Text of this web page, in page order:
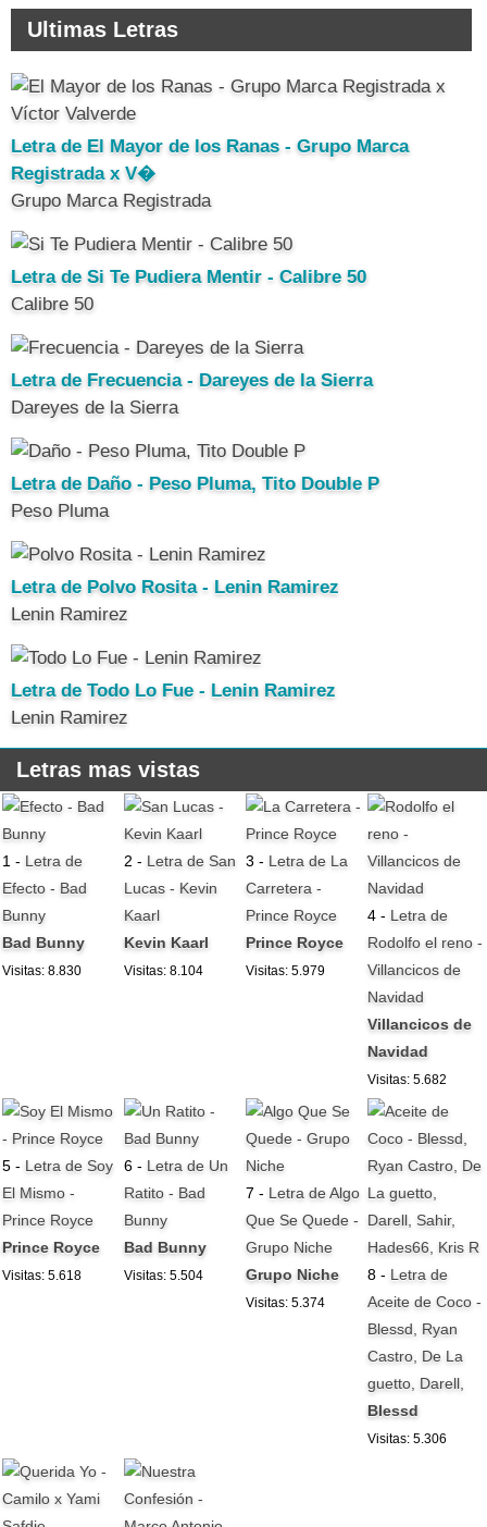
Ultimas Letras
Letra de El Mayor de los Ranas - Grupo Marca
Registrada x V�
Grupo Marca Registrada
Letra de Si Te Pudiera Mentir - Calibre 50
Calibre 50
Letra de Frecuencia - Dareyes de la Sierra
Dareyes de la Sierra
Letra de Daño - Peso Pluma, Tito Double P
Peso Pluma
Letra de Polvo Rosita - Lenin Ramirez
Lenin Ramirez
Letra de Todo Lo Fue - Lenin Ramirez
Lenin Ramirez
Letras mas vistas
1 - Letra de
Efecto - Bad
Bunny
Bad Bunny
Visitas: 8.830
2 - Letra de San
Lucas - Kevin
Kaarl
Kevin Kaarl
Visitas: 8.104
3 - Letra de La
Carretera -
Prince Royce
Prince Royce
Visitas: 5.979
4 - Letra de
Rodolfo el reno -
Villancicos de
Navidad
Villancicos de
Navidad
Visitas: 5.682
5 - Letra de Soy
El Mismo -
Prince Royce
Prince Royce
Visitas: 5.618
6 - Letra de Un
Ratito - Bad
Bunny
Bad Bunny
Visitas: 5.504
7 - Letra de Algo
Que Se Quede -
Grupo Niche
Grupo Niche
Visitas: 5.374
8 - Letra de
Aceite de Coco -
Blessd, Ryan
Castro, De La
guetto, Darell,
Blessd
Visitas: 5.306